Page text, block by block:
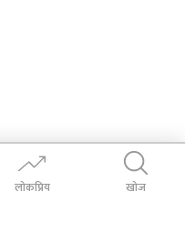
लोकप्रिय खोज